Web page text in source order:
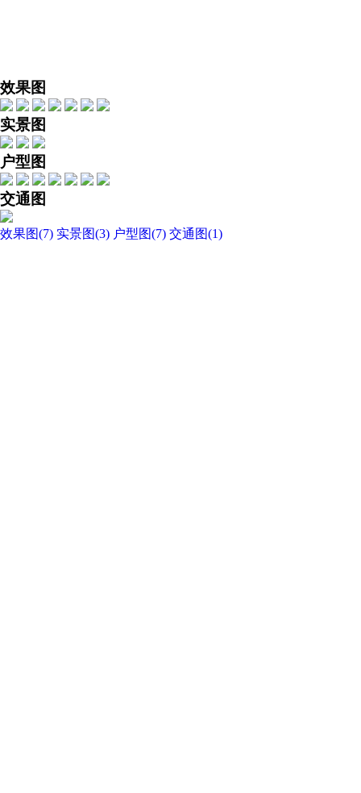
效果图
实景图
户型图
交通图
效果图(7) 实景图(3) 户型图(7) 交通图(1)